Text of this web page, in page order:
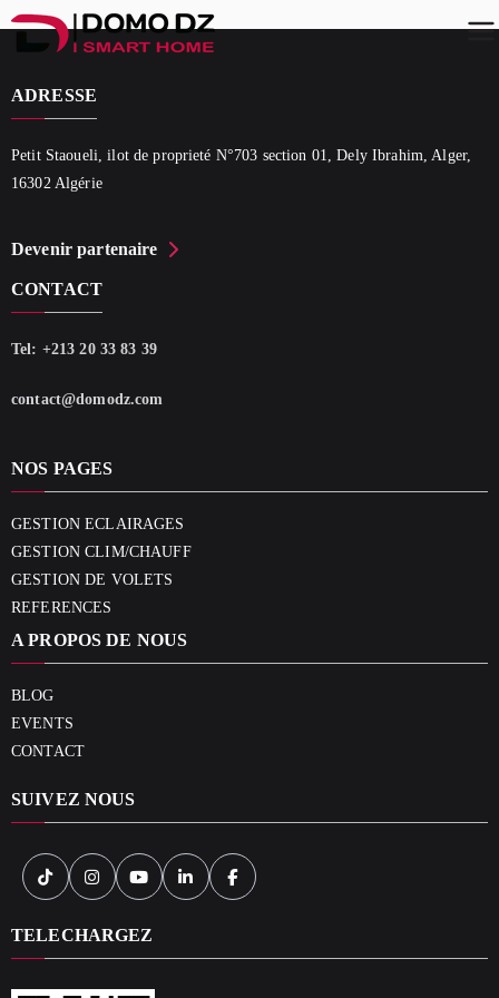
Skip
ADRESSE
Petit Staoueli, ilot de proprieté N°703 section 01, Dely Ibrahim, Alger,
16302 Algérie
Devenir partenaire
CONTACT
Tel: +213 20 33 83 39
contact@domodz.com
NOS PAGES
GESTION ECLAIRAGES
GESTION CLIM/CHAUFF
GESTION DE VOLETS
REFERENCES
A PROPOS DE NOUS
BLOG
EVENTS
CONTACT
SUIVEZ NOUS
TELECHARGEZ